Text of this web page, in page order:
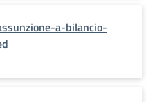
a-bilancio-